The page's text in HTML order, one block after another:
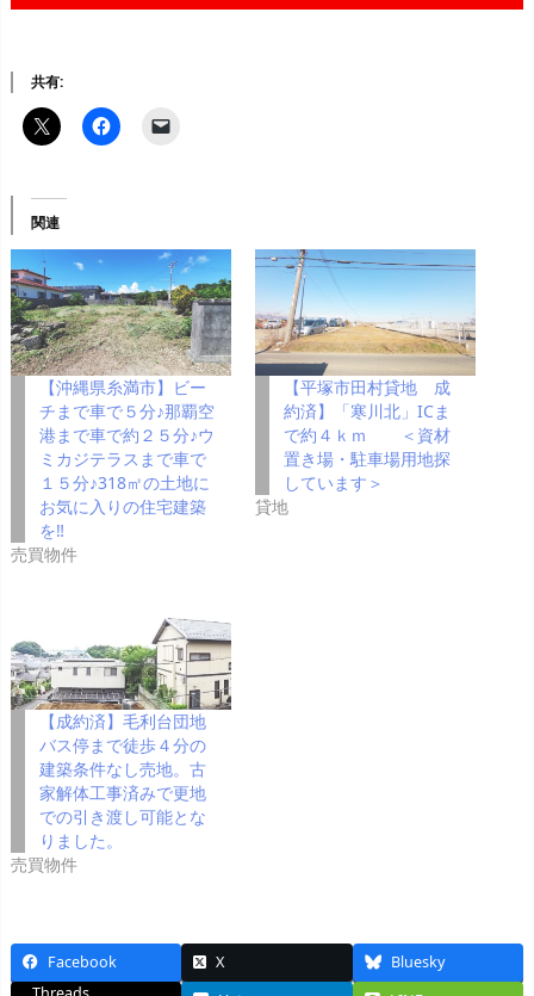
共有:
関連
【沖縄県糸満市】ビー
チまで車で５分♪那覇空
港まで車で約２５分♪ウ
ミカジテラスまで車で
１５分♪318㎡の土地に
お気に入りの住宅建築
を‼
売買物件
【平塚市田村貸地 成
約済】「寒川北」ICま
で約４ｋｍ ＜資材
置き場・駐車場用地探
しています＞
貸地
【成約済】毛利台団地
バス停まで徒歩４分の
建築条件なし売地。古
家解体工事済みで更地
での引き渡し可能とな
りました。
売買物件
Facebook X
Bluesky